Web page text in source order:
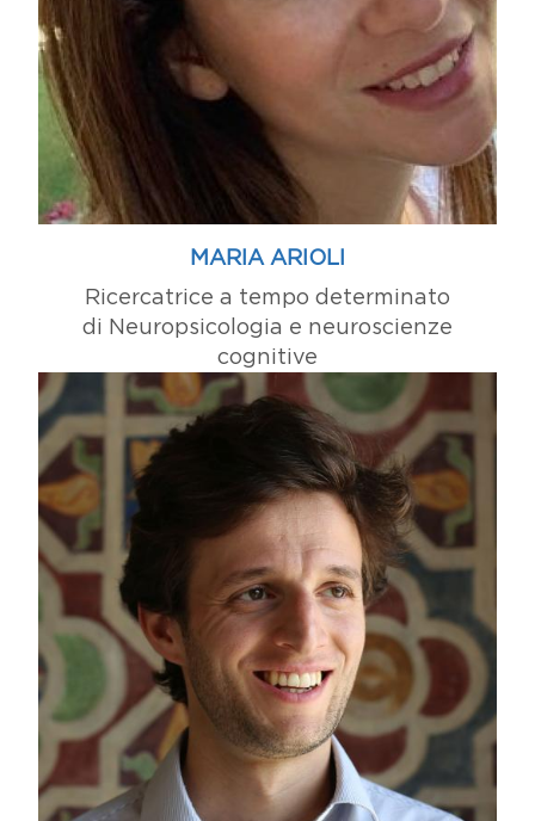
MARIA ARIOLI
Ricercatrice a tempo determinato
di Neuropsicologia e neuroscienze
cognitive